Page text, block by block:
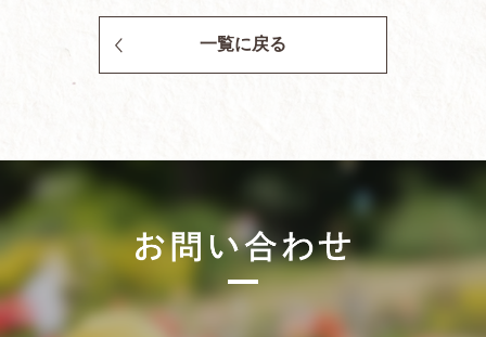
一覧に戻る